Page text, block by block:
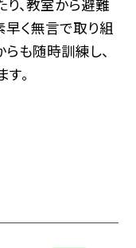
、教室から避難
早く無言で取り組
も随時訓練し、
。